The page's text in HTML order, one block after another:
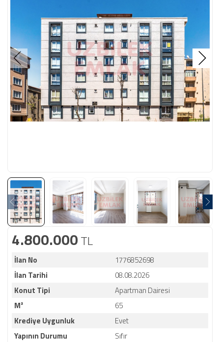
4.800.000TL
İlan No
İlan Tarihi
Konut Tipi
M²
Krediye Uygunluk
Yapının Durumu
1776852698
08.08.2026
Apartman Dairesi
65
Evet
Sıfır